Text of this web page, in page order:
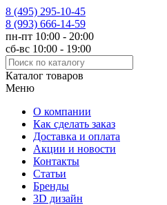
8 (495) 295-10-45
8 (993) 666-14-59
пн-пт 10:00 - 20:00
сб-вс 10:00 - 19:00
Каталог товаров
Меню
О компании
Как сделать заказ
Доставка и оплата
Акции и новости
Контакты
Статьи
Бренды
3D дизайн